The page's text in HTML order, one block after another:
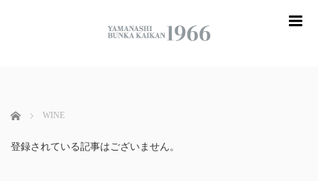
ホーム WINE
登録されている記事はございません。